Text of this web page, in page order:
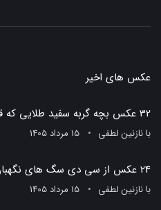
عکس های اخیر
32 عکس بچه گربه سفید طلایی که قلبتان را میبرد
بانازنین لطفی 15 مرداد 1405
24 عکس از سی دی سگ های نگهبان و بهترین لحظات شیرین آن‌ها
بانازنین لطفی 15 مرداد 1405